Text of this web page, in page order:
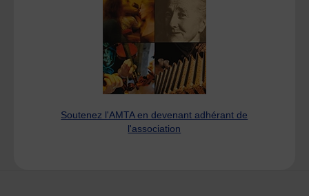
Soutenez l'AMTA en devenant adhérant de
l'association